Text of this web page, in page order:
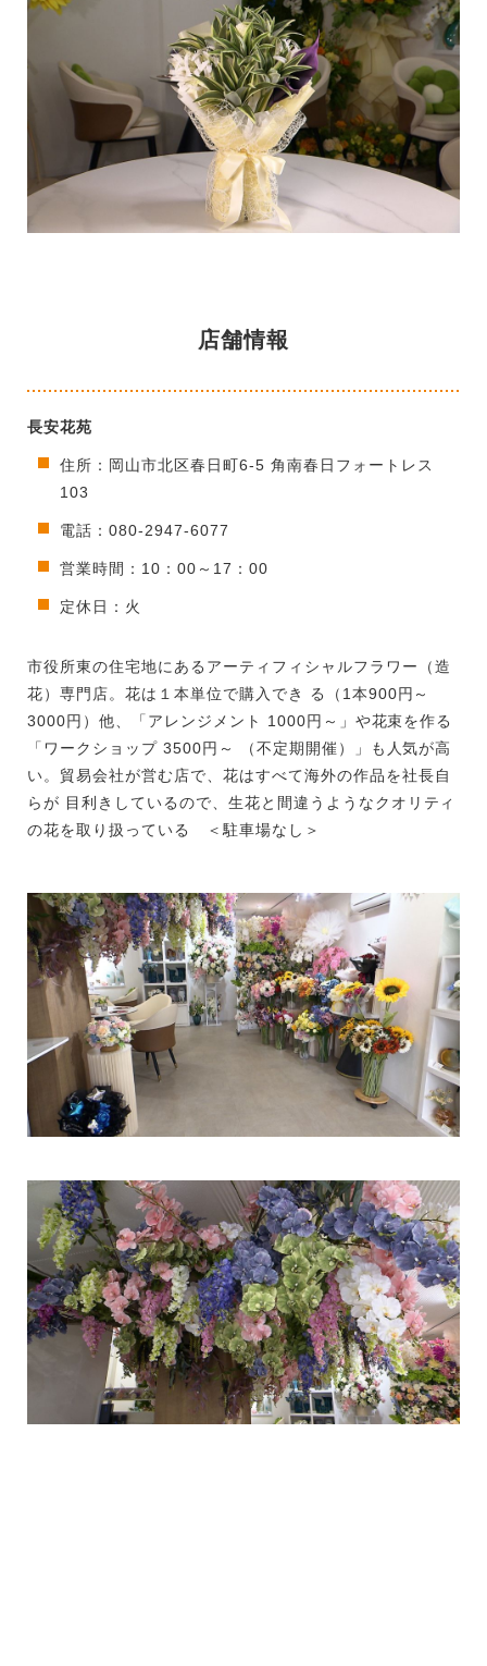
店舗情報
長安花苑
住所：岡山市北区春日町6-5 角南春日フォートレス
103
電話：080-2947-6077
営業時間：10：00～17：00
定休日：火
市役所東の住宅地にあるアーティフィシャルフラワー（造
花）専門店。花は１本単位で購入でき る（1本900円～
3000円）他、「アレンジメント 1000円～」や花束を作る
「ワークショップ 3500円～ （不定期開催）」も人気が高
い。貿易会社が営む店で、花はすべて海外の作品を社長自
らが 目利きしているので、生花と間違うようなクオリティ
の花を取り扱っている ＜駐車場なし＞